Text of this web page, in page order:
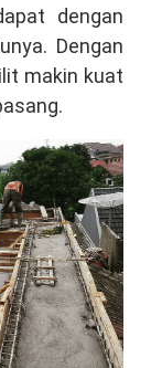
dengan
Dengan
makin kuat